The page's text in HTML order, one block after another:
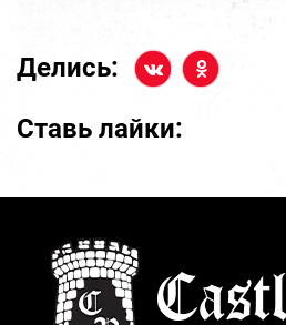
Делись:
Ставь лайки: